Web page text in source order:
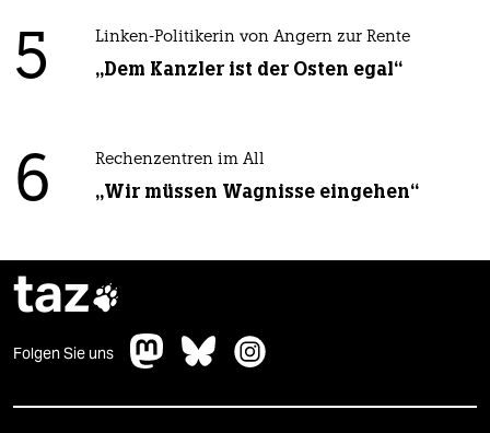
5 Linken-Politikerin von Angern zur Rente
„Dem Kanzler ist der Osten egal“
6 Rechenzentren im All
„Wir müssen Wagnisse eingehen“
taz
Folgen Sie uns